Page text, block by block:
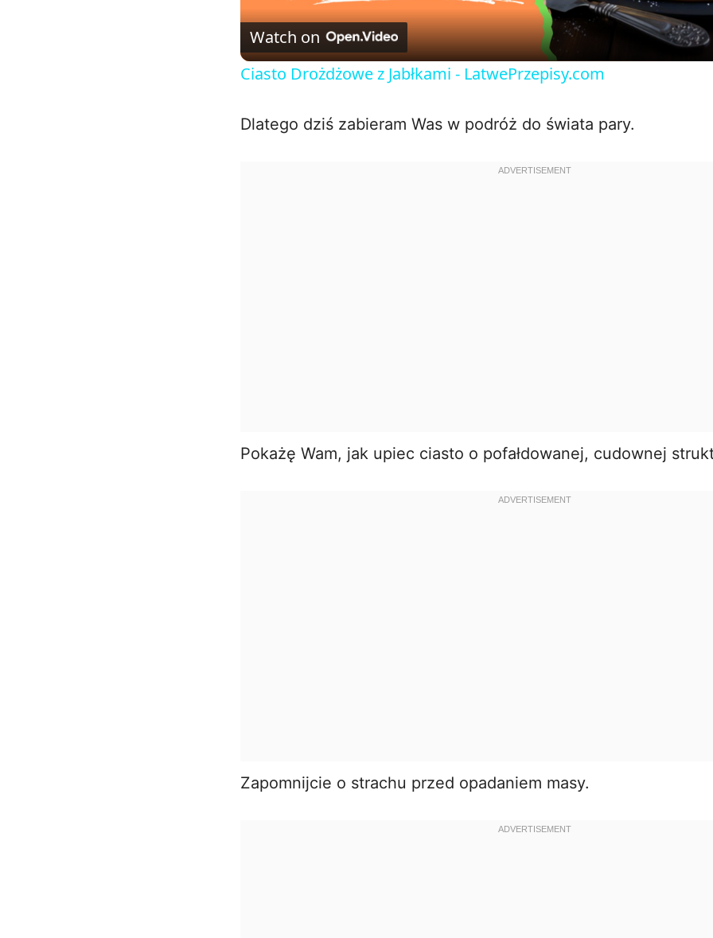
a
y
V
Watch on
Ciasto Drożdżowe z Jabłkami - LatwePrzepisy.com
Dlatego dziś zabieram Was w podróż do świata pary.
Pokażę Wam, jak upiec ciasto o pofałdowanej, cudownej
Zapomnijcie o strachu przed opadaniem masy.